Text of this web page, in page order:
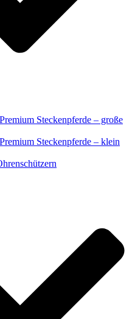
Steckenpferde – große
Steckenpferde – klein